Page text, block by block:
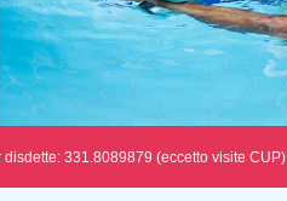
331.8089879 (eccetto visite CUP)